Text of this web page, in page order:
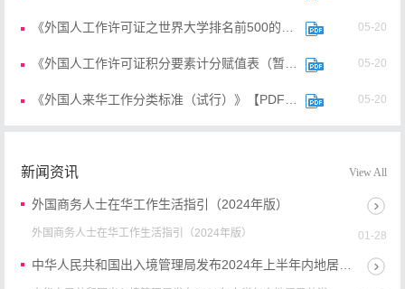
05-20
《外国人工作许可证积分要素计分赋值表（暂行版）》【PDF版下载】 05-20
05-20
《外国人来华工作许可服务指南（暂行）》【PDF版】 05-20
新闻资讯 View All
外国商务人士在华工作生活指引（2024年版）
外国商务人士在华工作生活指引（2024年版） 01-28